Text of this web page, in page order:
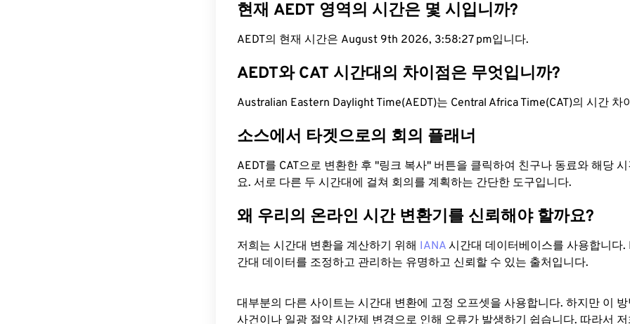
현재 AEDT 영역의 시간은 몇 시입니까?
AEDT의 현재 시간은 August 9th 2026, 3:58:28 pm입니다.
AEDT와 CAT 시간대의 차이점은 무엇입니까?
Australian Eastern Daylight Time(AEDT)는 Central Africa Time(CAT)의 시간 차
소스에서 타겟으로의 회의 플래너
AEDT를 CAT으로 변환한 후 "링크 복사" 버튼을 클릭하여 친구나 동료와 해당
요. 서로 다른 두 시간대에 걸쳐 회의를 계획하는 간단한 도구입니다.
왜 우리의 온라인 시간 변환기를 신뢰해야 할까요?
저희는 시간대 변환을 계산하기 위해 IANA 시간대 데이터베이스를 사용합니다.
간대 데이터를 조정하고 관리하는 유명하고 신뢰할 수 있는 출처입니다.
대부분의 다른 사이트는 시간대 변환에 ​​고정 오프셋을 사용합니다. 하지만 이
사건이나 일광 절약 시간제 변경으로 인해 오류가 발생하기 쉽습니다. 따라서